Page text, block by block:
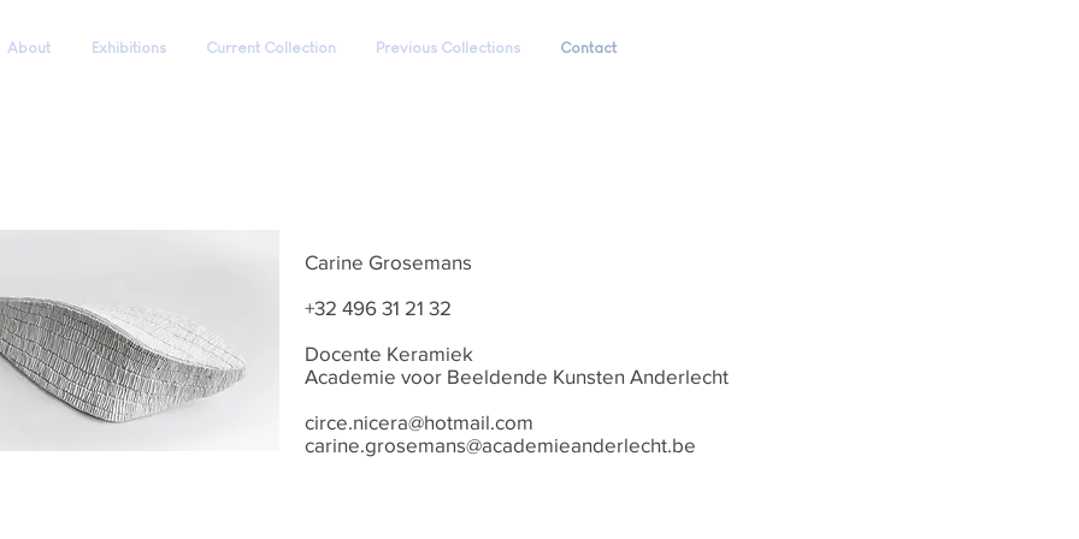
About Exhibitions Current Collection Previous Collections Contact
Carine Grosemans
+32 496 31 21 32
Docente Keramiek
Academie voor Beeldende Kunsten Anderlecht
circe.nicera@hotmail.com
carine.grosemans@academieanderlecht.be